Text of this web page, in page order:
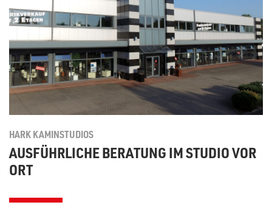
HARK KAMINSTUDIOS
AUSFÜHRLICHE BERATUNG IM STUDIO VOR
ORT